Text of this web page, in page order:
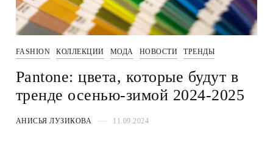
FASHION КОЛЛЕКЦИИ МОДА НОВОСТИ ТРЕНДЫ
Pantone: цвета, которые будут в
тренде осенью-зимой 2024-2025
АНИСЬЯ ЛУЗИКОВА 11.09.2024